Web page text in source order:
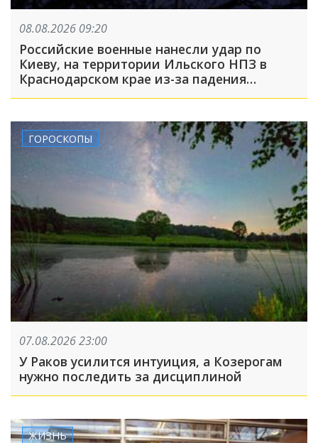
08.08.2026 09:20
Российские военные нанесли удар по
Киеву, на территории Ильского НПЗ в
Краснодарском крае из-за падения
обломков БПЛА пострадали пять человек:
ГОРОСКОПЫ
07.08.2026 23:00
У Раков усилится интуиция, а Козерогам
нужно последить за дисциплиной
ЖИЗНЬ